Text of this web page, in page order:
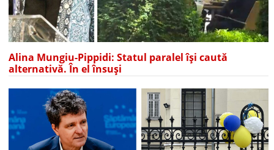
Alina Mungiu-Pippidi: Statul paralel își caută
alternativă. În el însuși